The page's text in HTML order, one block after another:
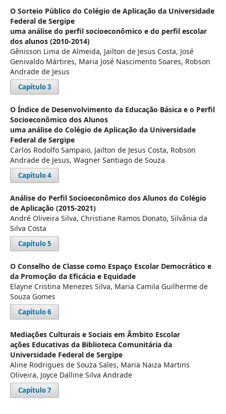
O Sorteio Público do Colégio de Aplicação da Universidade
Federal de Sergipe
uma análise do perfil socioeconômico e do perfil escolar
dos alunos (2010-2014)
Gênisson Lima de Almeida, Jailton de Jesus Costa, José
Genivaldo Mártires, Maria José Nascimento Soares, Robson
Andrade de Jesus
Capítulo 3
O Índice de Desenvolvimento da Educação Básica e o Perfil
Socioeconômico dos Alunos
uma análise do Colégio de Aplicação da Universidade
Federal de Sergipe
Carlos Rodolfo Sampaio, Jailton de Jesus Costa, Robson
Andrade de Jesus, Wagner Santiago de Souza
Capítulo 4
Análise do Perfil Socioeconômico dos Alunos do Colégio
de Aplicação (2015-2021)
André Oliveira Silva, Christiane Ramos Donato, Silvânia da
Silva Costa
Capítulo 5
O Conselho de Classe como Espaço Escolar Democrático e
da Promoção da Eficácia e Equidade
Elayne Cristina Menezes Silva, Maria Camila Guilherme de
Souza Gomes
Capítulo 6
Mediações Culturais e Sociais em Âmbito Escolar
ações Educativas da Biblioteca Comunitária da
Universidade Federal de Sergipe
Aline Rodrigues de Souza Sales, Maria Naiza Martins
Oliveira, Joyce Dalline Silva Andrade
Capítulo 7